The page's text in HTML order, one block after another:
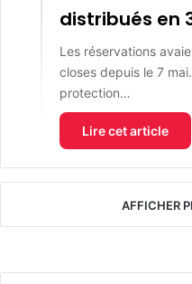
distribués en
Les réservations
closes depuis le 7
protection…
Lire cet article
AFFICHER